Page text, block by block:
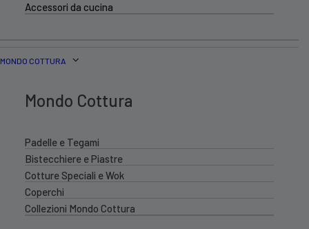
Accessori da cucina
MONDO COTTURA
Mondo Cottura
Padelle e Tegami
Bistecchiere e Piastre
Cotture Speciali e Wok
Coperchi
Collezioni Mondo Cottura